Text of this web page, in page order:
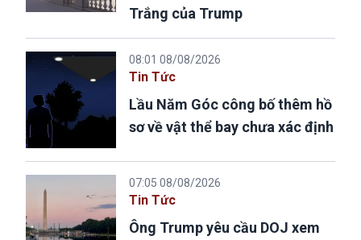
Trắng của Trump
08:01 08/08/2026
Tin Tức
Lầu Năm Góc công bố thêm hồ
sơ về vật thể bay chưa xác định
07:05 08/08/2026
Tin Tức
Ông Trump yêu cầu DOJ xem